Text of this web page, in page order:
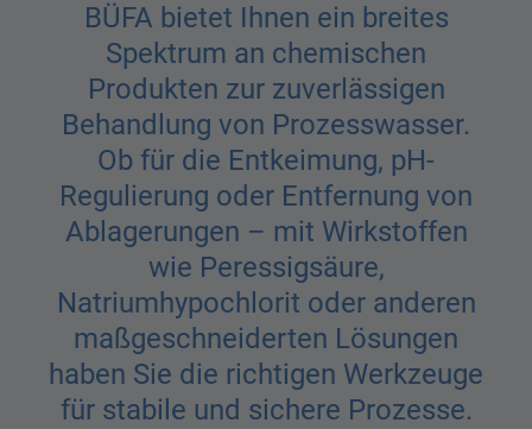
BÜFA bietet Ihnen ein breites
Spektrum an chemischen
Produkten zur zuverlässigen
Behandlung von Prozesswasser.
Ob für die Entkeimung, pH-
Regulierung oder Entfernung von
Ablagerungen – mit Wirkstoffen
wie Peressigsäure,
Natriumhypochlorit oder anderen
maßgeschneiderten Lösungen
haben Sie die richtigen Werkzeuge
für stabile und sichere Prozesse.